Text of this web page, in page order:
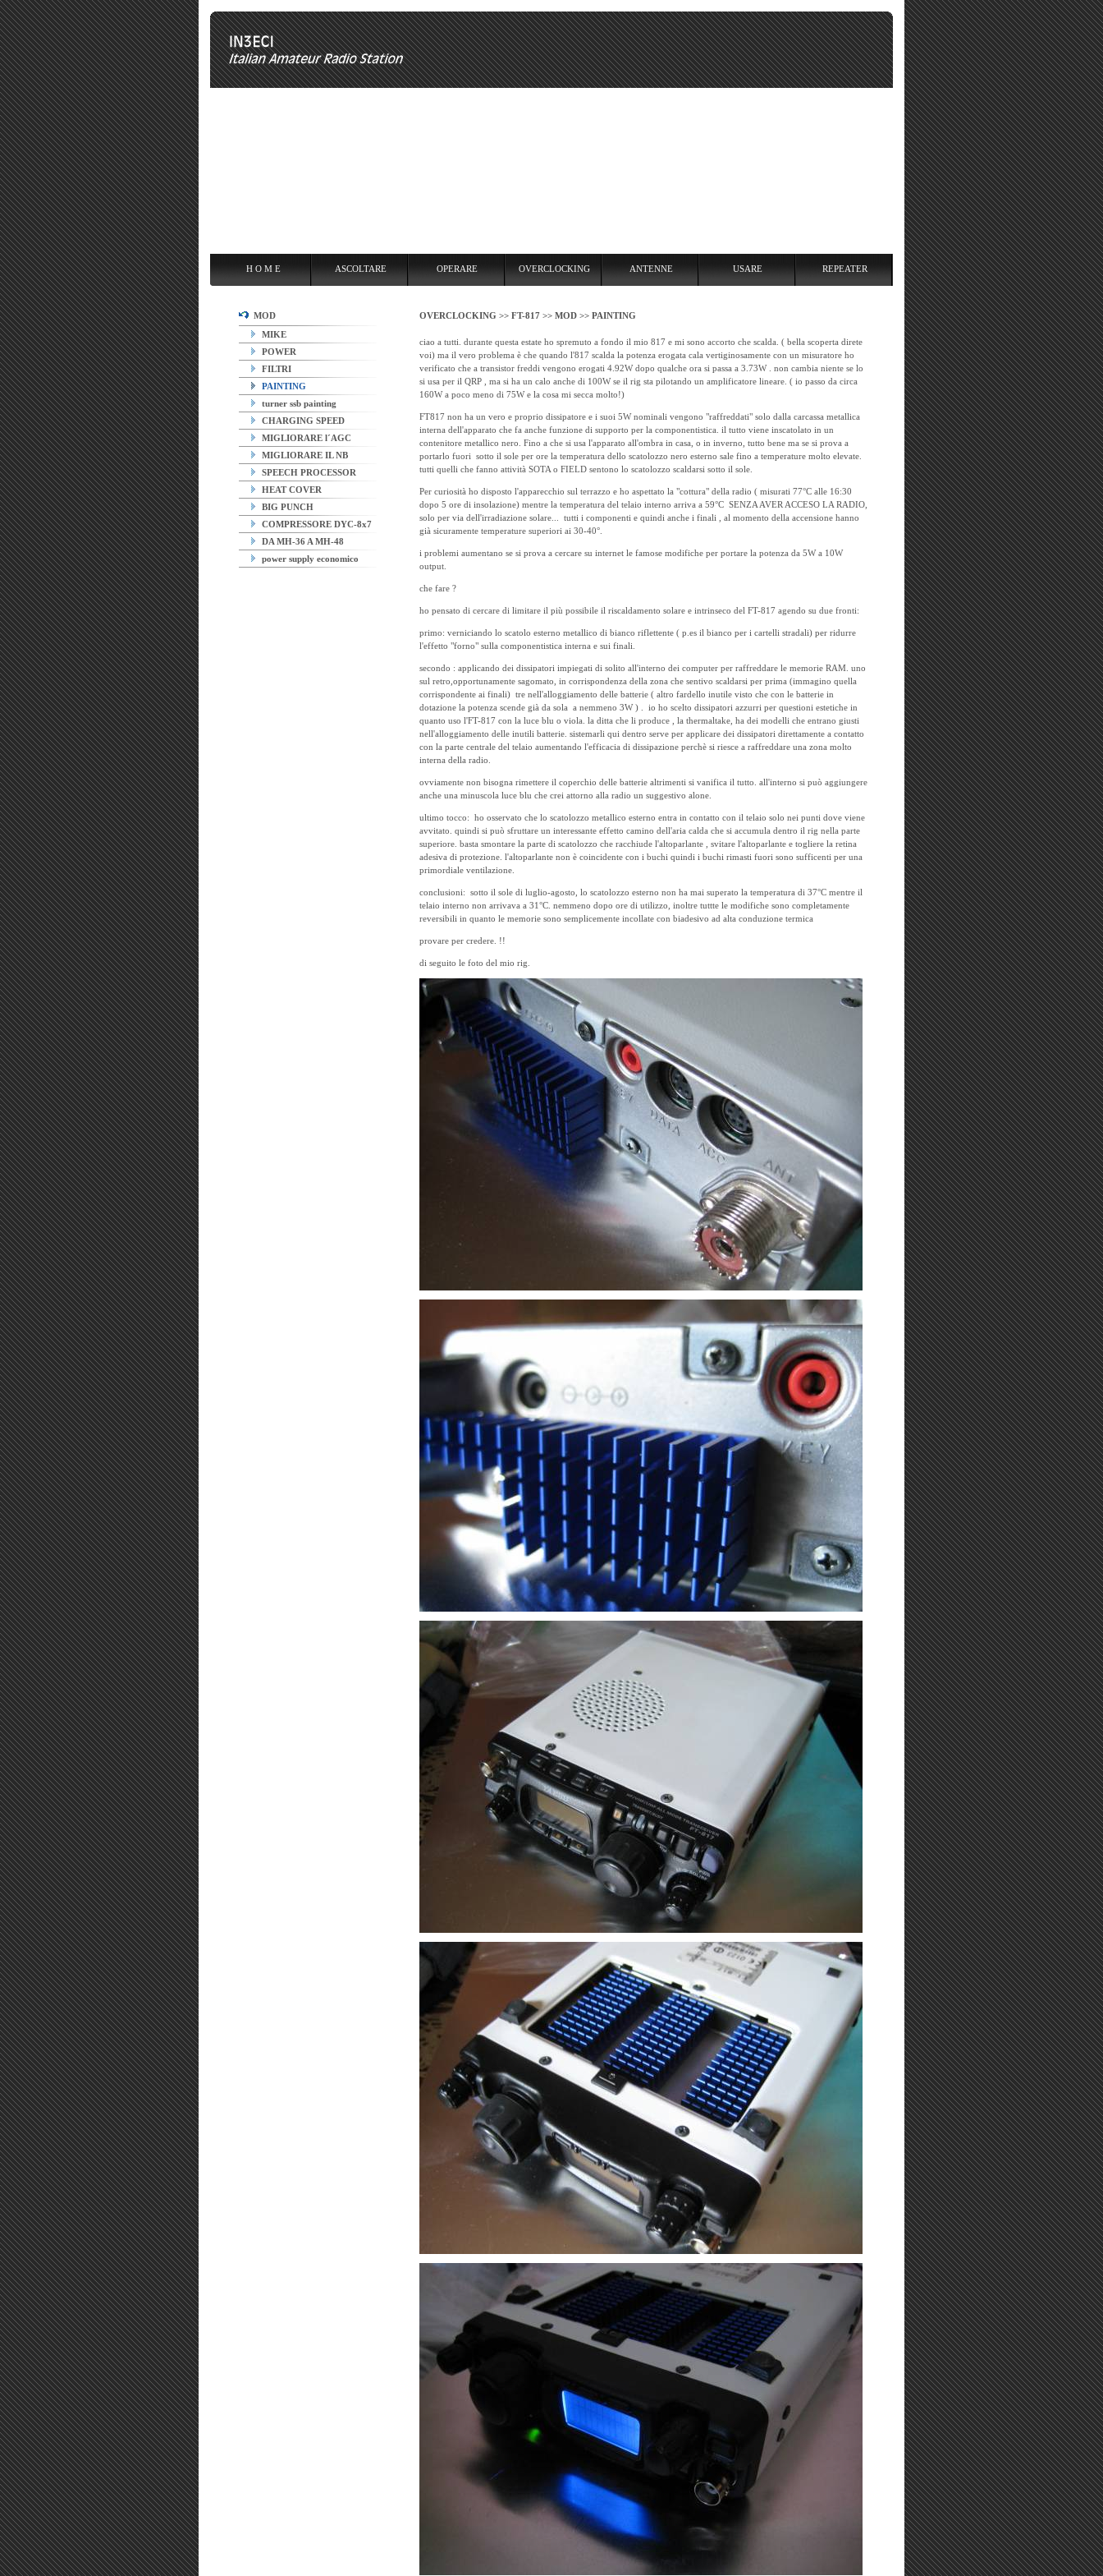
MOD
MIKE
POWER
FILTRI
PAINTING
turner ssb painting
CHARGING SPEED
MIGLIORARE l´AGC
MIGLIORARE IL NB
SPEECH PROCESSOR
HEAT COVER
BIG PUNCH
COMPRESSORE DYC-8x7
DA MH-36 A MH-48
power supply economico
OVERCLOCKING >> FT-817 >> MOD >> PAINTING
ciao a tutti. durante questa estate ho spremuto a fondo il mio 817 e mi sono accorto che scalda. ( bella scoperta direte
voi) ma il vero problema è che quando l'817 scalda la potenza erogata cala vertiginosamente con un misuratore ho
verificato che a transistor freddi vengono erogati 4.92W dopo qualche ora si passa a 3.73W . non cambia niente se lo
si usa per il QRP , ma si ha un calo anche di 100W se il rig sta pilotando un amplificatore lineare. ( io passo da circa
160W a poco meno di 75W e la cosa mi secca molto!)
FT817 non ha un vero e proprio dissipatore e i suoi 5W nominali vengono "raffreddati" solo dalla carcassa metallica
interna dell'apparato che fa anche funzione di supporto per la componentistica. il tutto viene inscatolato in un
contenitore metallico nero. Fino a che si usa l'apparato all'ombra in casa, o in inverno, tutto bene ma se si prova a
portarlo fuori sotto il sole per ore la temperatura dello scatolozzo nero esterno sale fino a temperature molto elevate.
tutti quelli che fanno attività SOTA o FIELD sentono lo scatolozzo scaldarsi sotto il sole.
Per curiosità ho disposto l'apparecchio sul terrazzo e ho aspettato la "cottura" della radio ( misurati 77°C alle 16:30
dopo 5 ore di insolazione) mentre la temperatura del telaio interno arriva a 59°C SENZA AVER ACCESO LA RADIO,
solo per via dell'irradiazione solare... tutti i componenti e quindi anche i finali , al momento della accensione hanno
già sicuramente temperature superiori ai 30-40°.
i problemi aumentano se si prova a cercare su internet le famose modifiche per portare la potenza da 5W a 10W
output.
che fare ?
ho pensato di cercare di limitare il più possibile il riscaldamento solare e intrinseco del FT-817 agendo su due fronti:
primo: verniciando lo scatolo esterno metallico di bianco riflettente ( p.es il bianco per i cartelli stradali) per ridurre
l'effetto "forno" sulla componentistica interna e sui finali.
secondo : applicando dei dissipatori impiegati di solito all'interno dei computer per raffreddare le memorie RAM. uno
sul retro,opportunamente sagomato, in corrispondenza della zona che sentivo scaldarsi per prima (immagino quella
corrispondente ai finali) tre nell'alloggiamento delle batterie ( altro fardello inutile visto che con le batterie in
dotazione la potenza scende già da sola a nemmeno 3W ) . io ho scelto dissipatori azzurri per questioni estetiche in
quanto uso l'FT-817 con la luce blu o viola. la ditta che li produce , la thermaltake, ha dei modelli che entrano giusti
nell'alloggiamento delle inutili batterie. sistemarli qui dentro serve per applicare dei dissipatori direttamente a contatto
con la parte centrale del telaio aumentando l'efficacia di dissipazione perchè si riesce a raffreddare una zona molto
interna della radio.
ovviamente non bisogna rimettere il coperchio delle batterie altrimenti si vanifica il tutto. all'interno si può aggiungere
anche una minuscola luce blu che crei attorno alla radio un suggestivo alone.
ultimo tocco: ho osservato che lo scatolozzo metallico esterno entra in contatto con il telaio solo nei punti dove viene
avvitato. quindi si può sfruttare un interessante effetto camino dell'aria calda che si accumula dentro il rig nella parte
superiore. basta smontare la parte di scatolozzo che racchiude l'altoparlante , svitare l'altoparlante e togliere la retina
adesiva di protezione. l'altoparlante non è coincidente con i buchi quindi i buchi rimasti fuori sono sufficenti per una
primordiale ventilazione.
conclusioni: sotto il sole di luglio-agosto, lo scatolozzo esterno non ha mai superato la temperatura di 37°C mentre il
telaio interno non arrivava a 31°C. nemmeno dopo ore di utilizzo, inoltre tuttte le modifiche sono completamente
reversibili in quanto le memorie sono semplicemente incollate con biadesivo ad alta conduzione termica
provare per credere. !!
di seguito le foto del mio rig.
H O M E ASCOLTARE OPERARE OVERCLOCKING ANTENNE USARE REPEATER